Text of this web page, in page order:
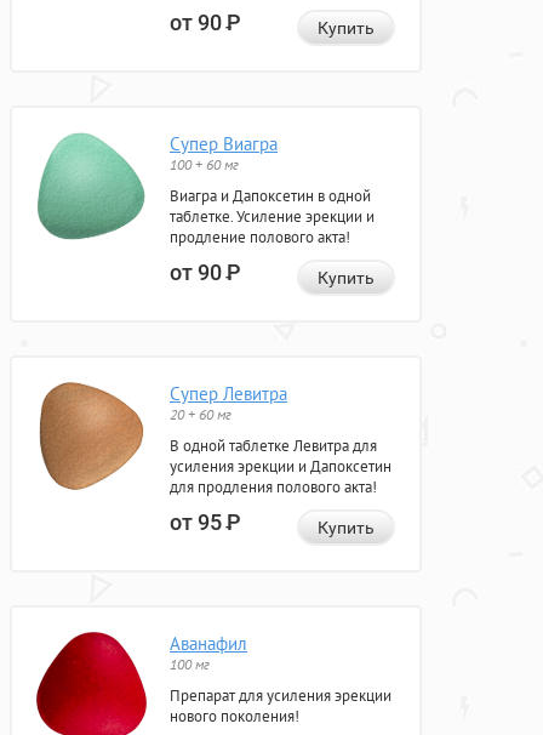
от 90Р Купить
Супер Виагра
100 + 60 мг
Виагра и Дапоксетин в одной
таблетке. Усиление эрекции и
продление полового акта!
от 90Р Купить
Супер Левитра
20 + 60 мг
В одной таблетке Левитра для
усиления эрекции и Дапоксетин
для продления полового акта!
от 95Р Купить
Аванафил
100 мг
Препарат для усиления эрекции
нового поколения!